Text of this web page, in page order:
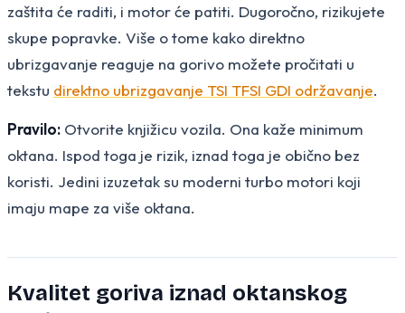
zaštita će raditi, i motor će patiti. Dugoročno, rizikujete
skupe popravke. Više o tome kako direktno
ubrizgavanje reaguje na gorivo možete pročitati u
tekstu direktno ubrizgavanje TSI TFSI GDI održavanje.
Pravilo: Otvorite knjižicu vozila. Ona kaže minimum
oktana. Ispod toga je rizik, iznad toga je obično bez
koristi. Jedini izuzetak su moderni turbo motori koji
imaju mape za više oktana.
Kvalitet goriva iznad oktanskog